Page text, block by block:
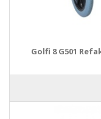
Golfi 8 G501